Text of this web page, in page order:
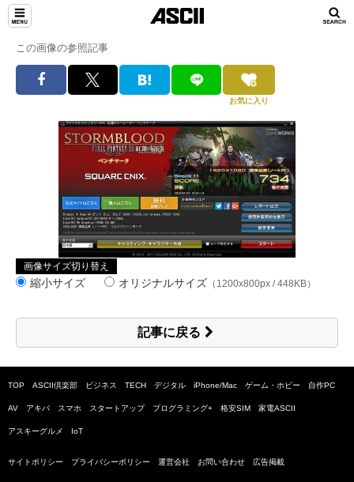
この画像の参照記事
お気に入り
画像サイズ切り替え
縮小サイズ オリジナルサイズ （1200x800px / 448KB）
記事に戻る
TOP ASCII倶楽部 ビジネス TECH デジタル iPhone/Mac ゲーム・ホビー 自作PC
AV アキバ スマホ スタートアップ プログラミング+ 格安SIM 家電ASCII
アスキーグルメ IoT
サイトポリシー プライバシーポリシー 運営会社 お問い合わせ 広告掲載